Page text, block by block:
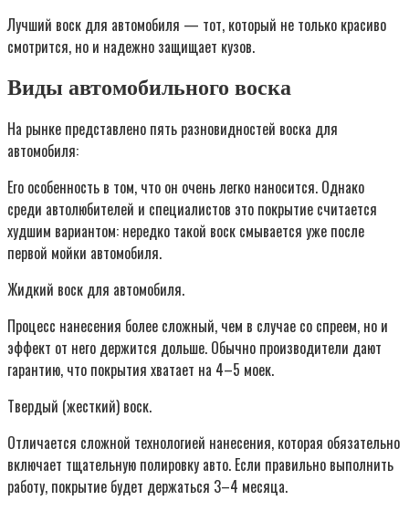
Лучший воск для автомобиля — тот, который не только красиво
смотрится, но и надежно защищает кузов.
Виды автомобильного воска
На рынке представлено пять разновидностей воска для
автомобиля:
Его особенность в том, что он очень легко наносится. Однако
среди автолюбителей и специалистов это покрытие считается
худшим вариантом: нередко такой воск смывается уже после
первой мойки автомобиля.
Жидкий воск для автомобиля.
Процесс нанесения более сложный, чем в случае со спреем, но и
эффект от него держится дольше. Обычно производители дают
гарантию, что покрытия хватает на 4–5 моек.
Твердый (жесткий) воск.
Отличается сложной технологией нанесения, которая обязательно
включает тщательную полировку авто. Если правильно выполнить
работу, покрытие будет держаться 3–4 месяца.